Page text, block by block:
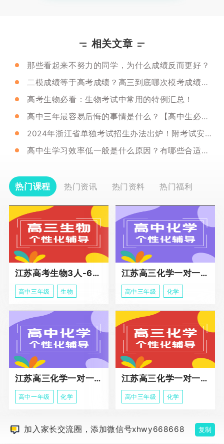
相关文章
那些看起来不努力的同学，为什么成绩反而更好？
二模成绩等于高考成绩？高三到底哪次模考成绩最接近高考？
高考生物必看：生物考试中常用的特例汇总！
高中三年最容易后悔的事情是什么？【高中生必看系列】
2024年浙江省单独考试招生办法出炉！附考试安排及招录办法！
高中生学习效率低一般是什么原因？有哪些合适方法可以改善？
热门课程 热门资讯 热门资料 热门福利
江苏高考生物3人-6人小班助力课程
高中三年级 生物
江苏高三化学一对一个性化冲刺辅导
高中三年级 化学
江苏高三化学一对一个性化辅导
高中一年级 化学
江苏高三化学一对一冲刺辅导课程
高中三年级 化学
加入家长交流圈，添加微信号xhwy668668 复制